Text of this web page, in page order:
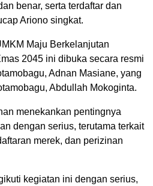
benar, serta terdaftar dan
Ariono singkat.
Maju Berkelanjutan
2045 ini dibuka secara resmi
Adnan Masiane, yang
Abdullah Mokoginta.
menekankan pentingnya
dengan serius, terutama terkait
merek, dan perizinan
kegiatan ini dengan serius,